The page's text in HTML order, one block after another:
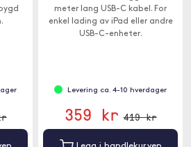
meter lang USB-C kabel. For
enkel lading av iPad eller andre
USB-C-enheter.
Levering ca. 4-10 hverdager
359 kr 419 kr